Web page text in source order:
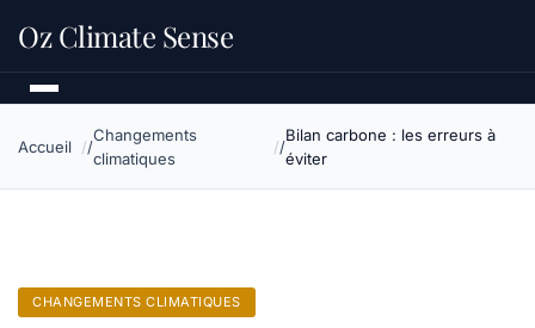
Oz Climate Sense
Accueil
Changements
climatiques
Bilan carbone : les erreurs à
éviter
CHANGEMENTS CLIMATIQUES